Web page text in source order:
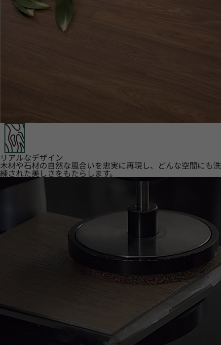
リアルなデザイン
木材や石材の自然な風合いを忠実に再現し、どんな空間にも洗
練された美しさをもたらします。